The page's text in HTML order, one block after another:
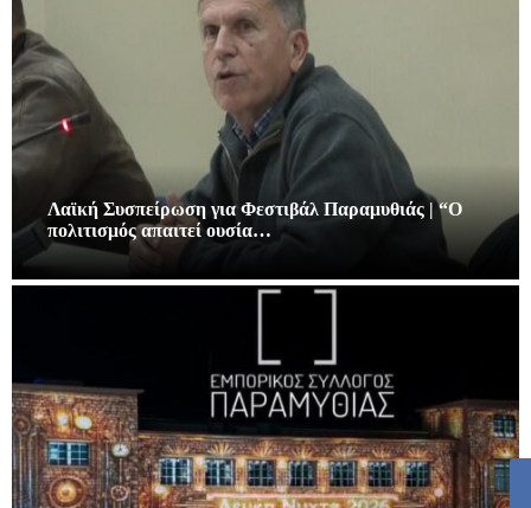
Λαϊκή Συσπείρωση για Φεστιβάλ Παραμυθιάς | “Ο
πολιτισμός απαιτεί ουσία…